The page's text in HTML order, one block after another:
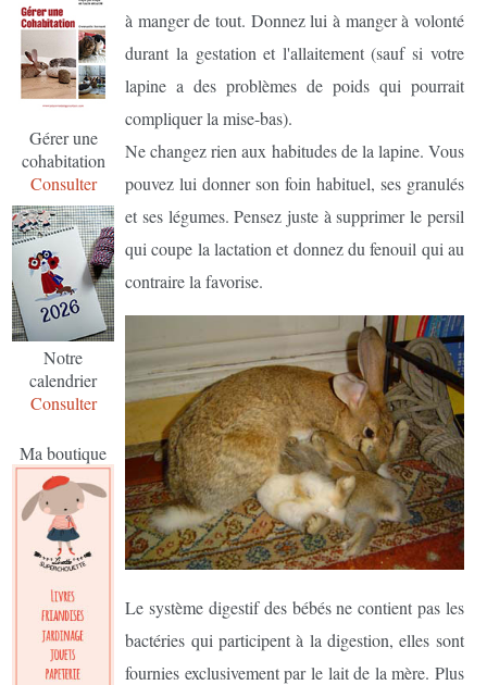
Gérer une
cohabitation
Consulter
Notre
calendrier
Consulter
Ma boutique
à manger de tout. Donnez lui à manger à volonté
durant la gestation et l'allaitement (sauf si votre
lapine a des problèmes de poids qui pourrait
compliquer la mise-bas).
Ne changez rien aux habitudes de la lapine. Vous
pouvez lui donner son foin habituel, ses granulés
et ses légumes. Pensez juste à supprimer le persil
qui coupe la lactation et donnez du fenouil qui au
contraire la favorise.
Le système digestif des bébés ne contient pas les
bactéries qui participent à la digestion, elles sont
fournies exclusivement par le lait de la mère. Plus